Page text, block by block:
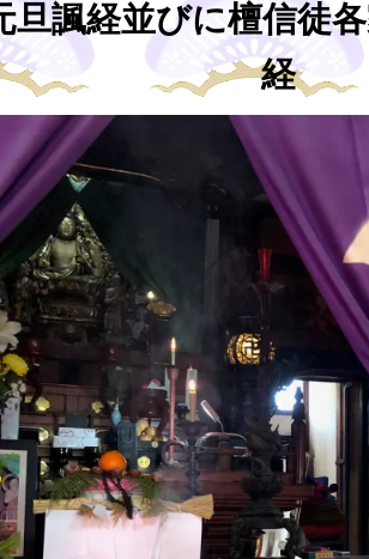
諷経並びに檀信徒
経